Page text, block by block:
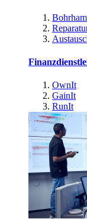
OwnIt
GainIt
RunIt